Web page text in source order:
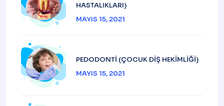
HASTALIKLARI)
MAYIS 15, 2021
PEDODONTI (ÇOCUK DIŞ HEKIMLIĞI)
MAYIS 15, 2021